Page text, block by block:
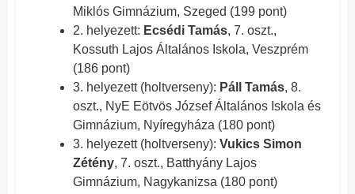
Miklós Gimnázium, Szeged (199 pont)
2. helyezett: Ecsédi Tamás, 7. oszt.,
Kossuth Lajos Általános Iskola, Veszprém
(186 pont)
3. helyezett (holtverseny): Páll Tamás, 8.
oszt., NyE Eötvös József Általános Iskola és
Gimnázium, Nyíregyháza (180 pont)
3. helyezett (holtverseny): Vukics Simon
Zétény, 7. oszt., Batthyány Lajos
Gimnázium, Nagykanizsa (180 pont)